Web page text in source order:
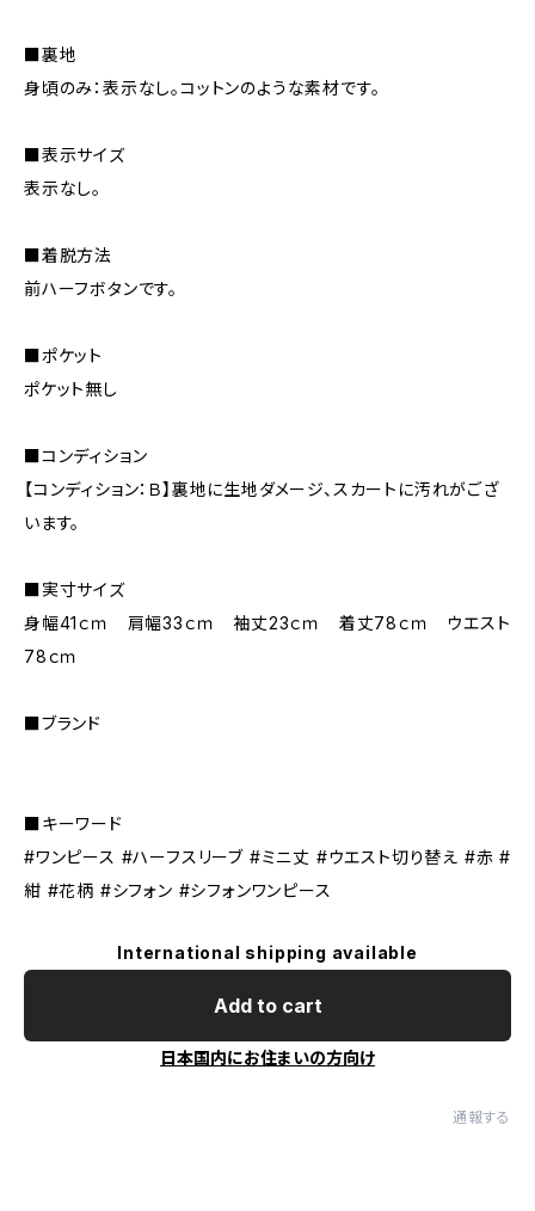
■裏地
身頃のみ：表示なし。コットンのような素材です。
■表示サイズ
表示なし。
■着脱方法
前ハーフボタンです。
■ポケット
ポケット無し
■コンディション
【コンディション：Ｂ】裏地に生地ダメージ、スカートに汚れがござ
います。
■実寸サイズ
身幅41ｃｍ 肩幅33ｃｍ 袖丈23ｃｍ 着丈78ｃｍ ウエスト
78ｃｍ
■ブランド
■キーワード
#ワンピース #ハーフスリーブ #ミニ丈 #ウエスト切り替え #赤 #
紺 #花柄 #シフォン #シフォンワンピース
International shipping available
Add to cart
日本国内にお住まいの方向け
通報する